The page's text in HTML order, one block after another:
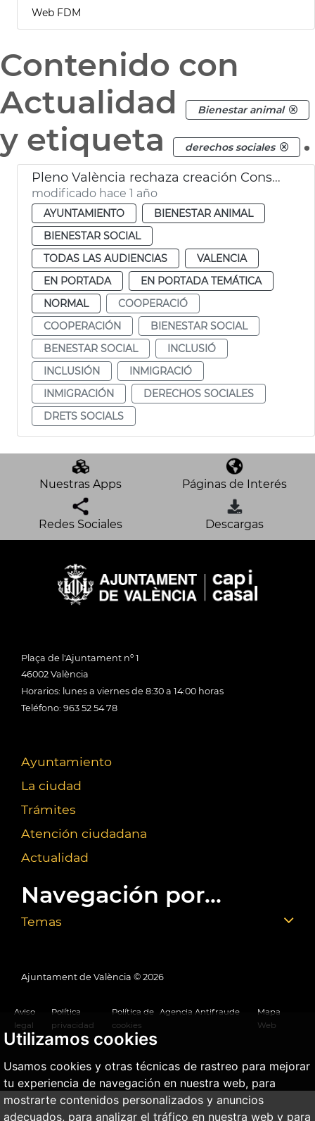
Utilizamos cookies
Usamos cookies y otras técnicas de rastreo para mejorar
tu experiencia de navegación en nuestra web, para
mostrarte contenidos personalizados y anuncios
adecuados, para analizar el tráfico en nuestra web y para
Web FDM
Contenido con
Actualidad
Bienestar animal
y etiqueta derechos sociales .
Pleno València rechaza creación Consejo Local de Inclusión y Derechos Sociales
modificado hace 1 año
AYUNTAMIENTO
BIENESTAR ANIMAL
BIENESTAR SOCIAL
TODAS LAS AUDIENCIAS
VALENCIA
EN PORTADA
EN PORTADA TEMÁTICA
NORMAL
COOPERACIÓ
COOPERACIÓN
BIENESTAR SOCIAL
BENESTAR SOCIAL
INCLUSIÓ
INCLUSIÓN
INMIGRACIÓ
INMIGRACIÓN
DERECHOS SOCIALES
DRETS SOCIALS
Nuestras Apps Páginas de Interés
Redes Sociales Descargas
Plaça de l'Ajuntament nº 1
46002 València
Horarios: lunes a viernes de 8:30 a 14:00 horas
Teléfono: 963 52 54 78
Ayuntamiento
La ciudad
Trámites
Atención ciudadana
Actualidad
Navegación por...
Temas
Ajuntament de València © 2026
Aviso
legal
Política
privacidad
Política de
cookies
Agencia Antifraude
Mapa
Web